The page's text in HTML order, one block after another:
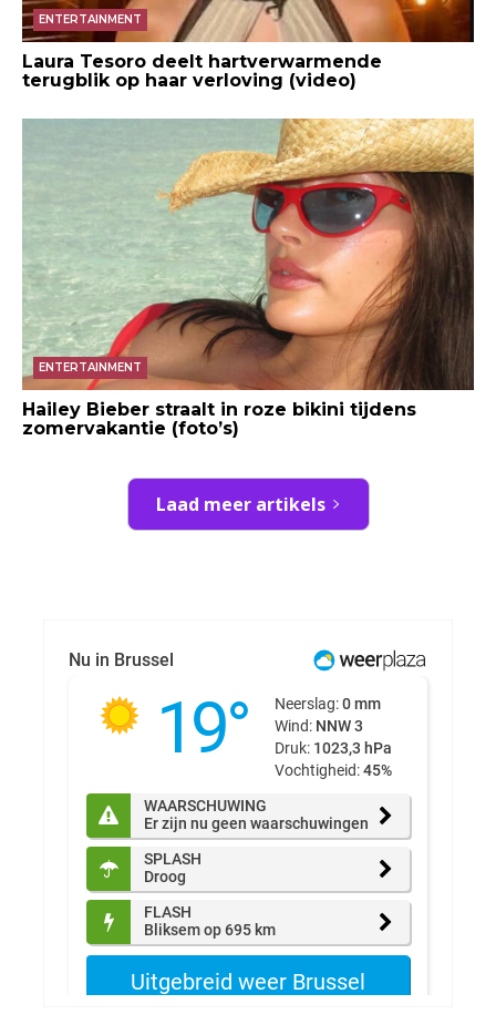
ENTERTAINMENT
Laura Tesoro deelt hartverwarmende
terugblik op haar verloving (video)
ENTERTAINMENT
Hailey Bieber straalt in roze bikini tijdens
zomervakantie (foto’s)
Laad meer artikels